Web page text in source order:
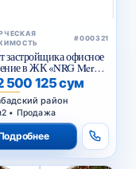
#000321
застройщика офисное
в ЖК «NRG Meros
500 125 сум
район
• Продажа